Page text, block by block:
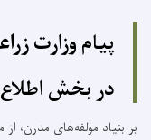
پیام وزارت
در بخش
بر بنیاد مولفه‌های مدرن،